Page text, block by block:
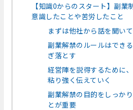
【知識0からのスタート】副業
意識したことや苦労したこと
まずは他社から話を聞い
副業解禁のルールはでき
ぎ落とす
経営陣を説得するために
粘り強く伝えていく
副業解禁の目的をしっか
とが重要